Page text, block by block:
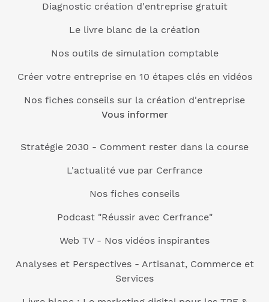
Diagnostic création d'entreprise gratuit
Le livre blanc de la création
Nos outils de simulation comptable
Créer votre entreprise en 10 étapes clés en vidéos
Nos fiches conseils sur la création d'entreprise
Vous informer
Stratégie 2030 - Comment rester dans la course
L'actualité vue par Cerfrance
Nos fiches conseils
Podcast "Réussir avec Cerfrance"
Web TV - Nos vidéos inspirantes
Analyses et Perspectives - Artisanat, Commerce et
Services